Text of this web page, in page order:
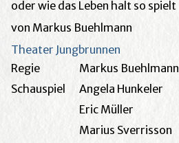
oder wie das Leben halt so spielt
von Markus Buehlmann
Theater Jungbrunnen
Regie
Markus Buehlmann
Schauspiel
Angela Hunkeler
Eric Müller
Marius Sverrisson